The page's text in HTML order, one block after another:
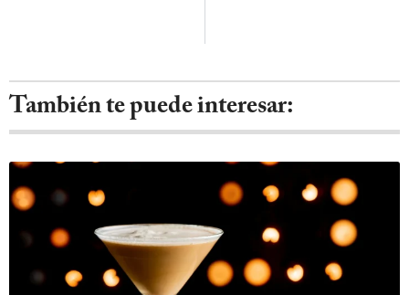
También te puede interesar: